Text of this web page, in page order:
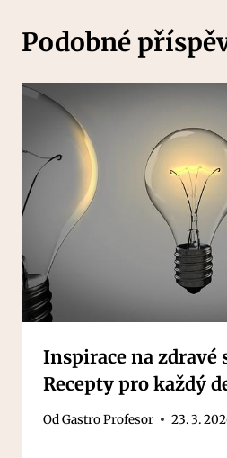
Podobné
Inspirace na zdravé
Recepty pro každý
OdGastro Profesor 23. 3.